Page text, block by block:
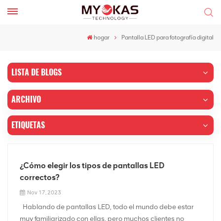
hogar Pantalla LED para fotografía digital
LISTA DE BLOGS
ARCHIVO
ETIQUETAS
¿Cómo elegir los tipos de pantallas LED
correctos?
Nov 17, 2023
Hablando de pantallas LED, todo el mundo debe estar
muy familiarizado con ellas, pero muchos clientes no